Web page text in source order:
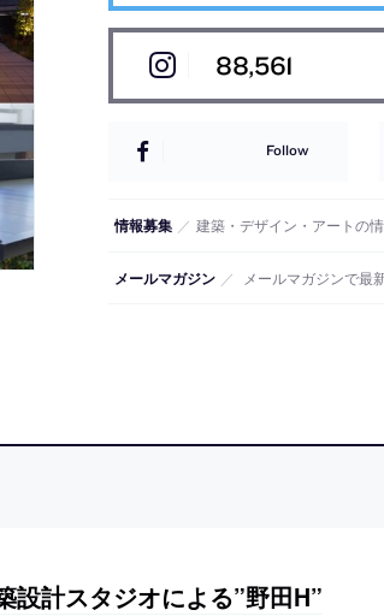
88,561
Follow
情報募集 ／ 建築・デザイン・アートの
メールマガジン ／ メールマガジンで最
設計スタジオによる”野田H”